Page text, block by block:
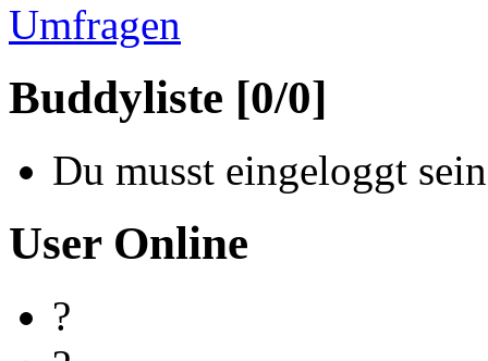
Umfragen
Buddyliste [0/0]
Du musst eingeloggt
User Online
?